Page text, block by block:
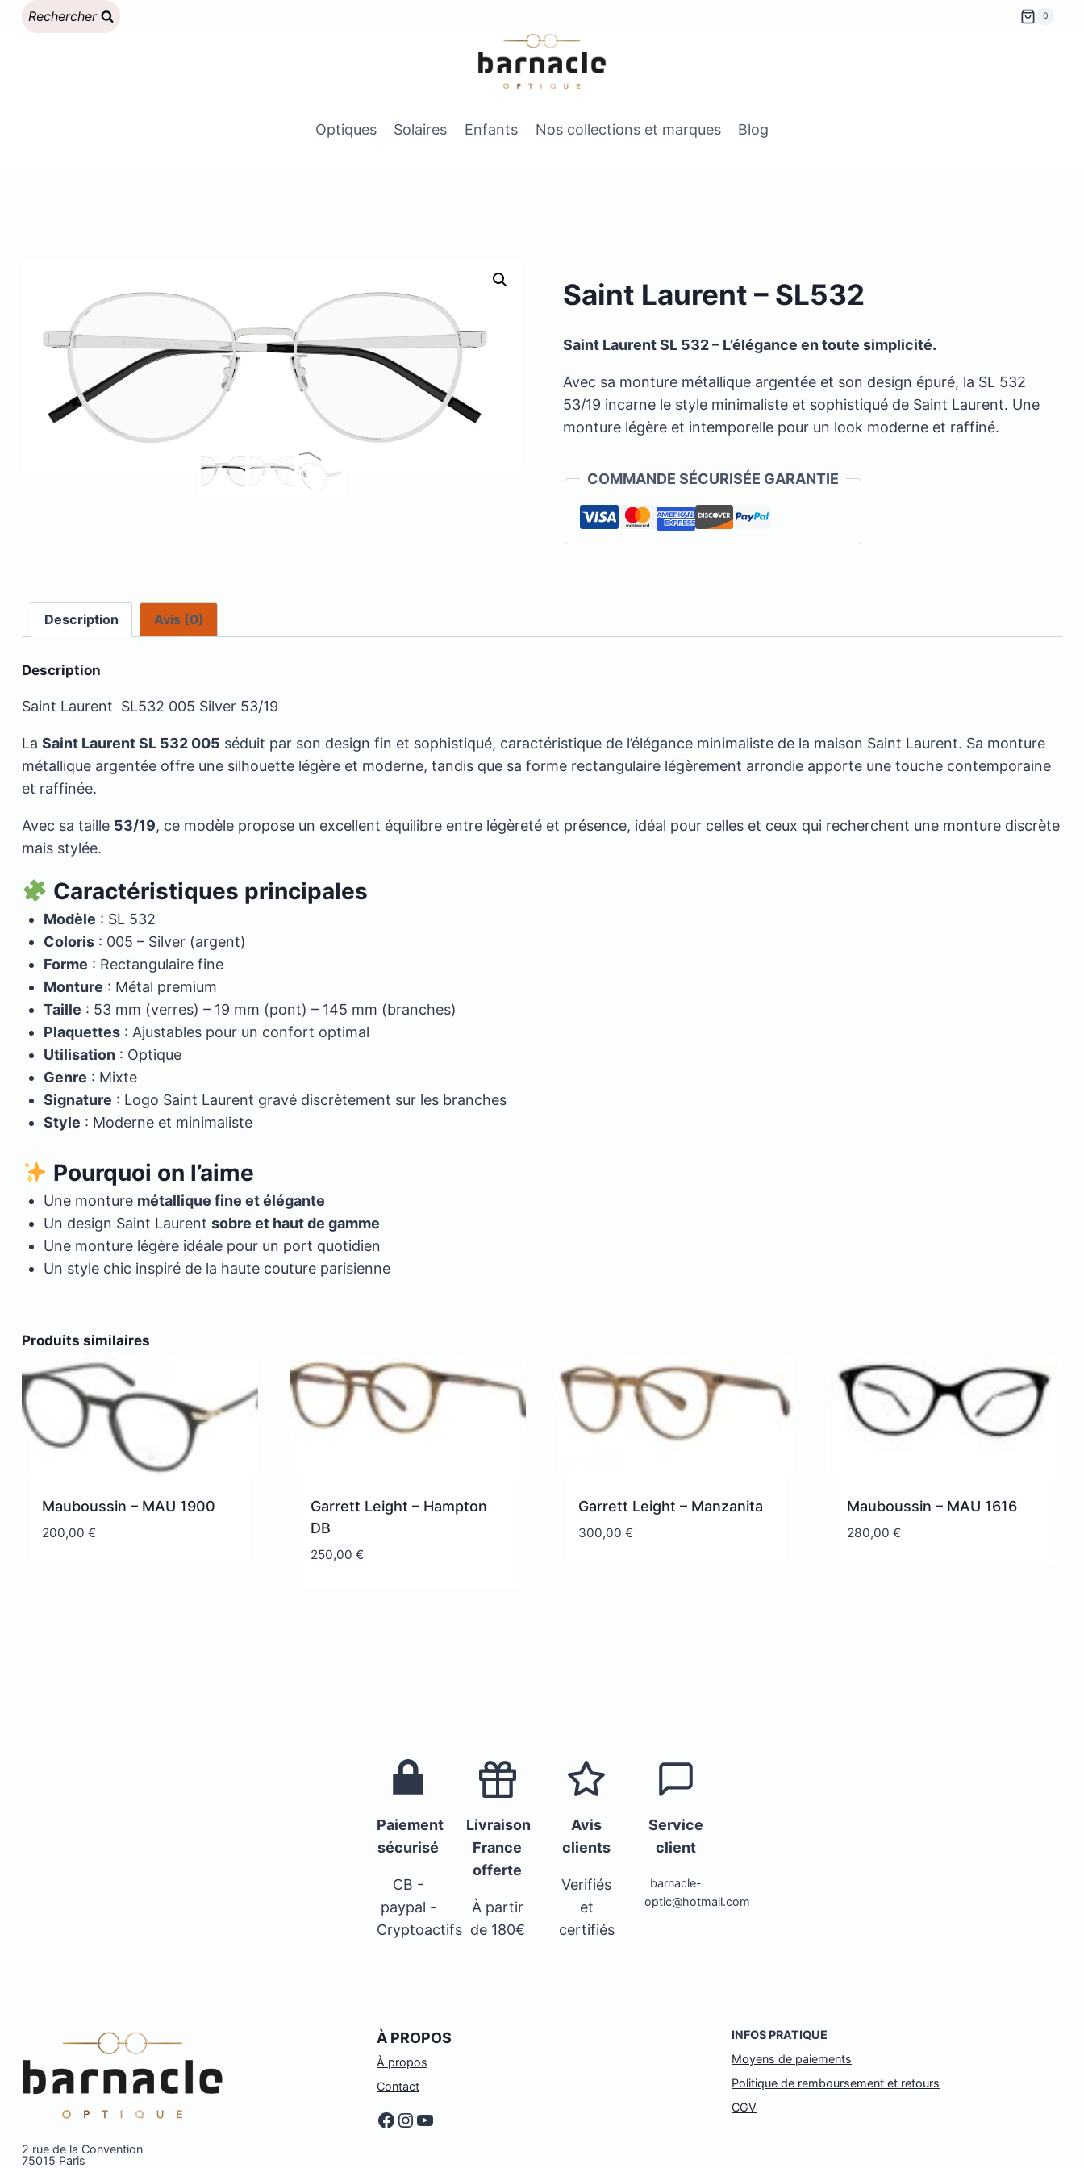
Rechercher 0
Optiques Solaires Enfants Nos collections et marques Blog
Saint Laurent – SL532
Saint Laurent SL 532 – L’élégance en toute simplicité.
Avec sa monture métallique argentée et son design épuré, la SL 532
53/19 incarne le style minimaliste et sophistiqué de Saint Laurent. Une
monture légère et intemporelle pour un look moderne et raffiné.
COMMANDE SÉCURISÉE GARANTIE
Description Avis (0)
Description
Saint Laurent SL532 005 Silver 53/19
La Saint Laurent SL 532 005 séduit par son design fin et sophistiqué, caractéristique de l’élégance minimaliste de la maison Saint Laurent. Sa monture
métallique argentée offre une silhouette légère et moderne, tandis que sa forme rectangulaire légèrement arrondie apporte une touche contemporaine
et raffinée.
Avec sa taille 53/19, ce modèle propose un excellent équilibre entre légèreté et présence, idéal pour celles et ceux qui recherchent une monture discrète
mais stylée.
Caractéristiques principales
Modèle : SL 532
Coloris : 005 – Silver (argent)
Forme : Rectangulaire fine
Monture : Métal premium
Taille : 53 mm (verres) – 19 mm (pont) – 145 mm (branches)
Plaquettes : Ajustables pour un confort optimal
Utilisation : Optique
Genre : Mixte
Signature : Logo Saint Laurent gravé discrètement sur les branches
Style : Moderne et minimaliste
Pourquoi on l’aime
Une monture métallique fine et élégante
Un design Saint Laurent sobre et haut de gamme
Une monture légère idéale pour un port quotidien
Un style chic inspiré de la haute couture parisienne
Produits similaires
Mauboussin – MAU 1900
200,00 €
Garrett Leight – Hampton
DB
250,00 €
Garrett Leight – Manzanita
300,00 €
Mauboussin – MAU 1616
280,00 €
Paiement
sécurisé
CB -
paypal -
Cryptoactifs
Livraison
France
offerte
À partir
de 180€
Avis
clients
Verifiés
et
certifiés
Service
client
barnacle-
optic@hotmail.com
2 rue de la Convention
75015 Paris
À PROPOS
À propos
Contact
Facebook
Instagram
YouTube
INFOS PRATIQUE
Moyens de paiements
Politique de remboursement et retours
CGV